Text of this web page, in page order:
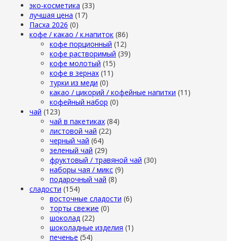
эко-косметика (33)
лучшая цена (17)
Пасха 2026 (0)
кофе / какао / к.напиток (86)
кофе порционный (12)
кофе растворимый (39)
кофе молотый (15)
кофе в зернах (11)
турки из меди (0)
какао / цикорий / кофейные напитки (11)
кофейный набор (0)
чай (123)
чай в пакетиках (84)
листовой чай (22)
черный чай (64)
зеленый чай (29)
фруктовый / травяной чай (30)
наборы чая / микс (9)
подарочный чай (8)
сладости (154)
восточные сладости (6)
торты свежие (0)
шоколад (22)
шоколадные изделия (1)
печенье (54)